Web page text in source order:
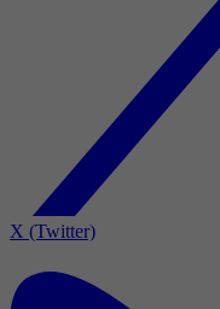
X (Twitter)